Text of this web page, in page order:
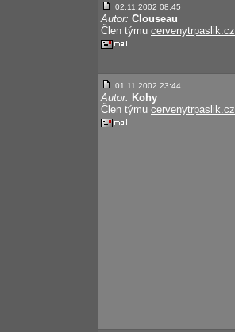
02.11.2002 08:45
Autor: Clouseau
Člen týmu cervenytrpaslik.cz
01.11.2002 23:44
Autor: Kohy
Člen týmu cervenytrpaslik.cz